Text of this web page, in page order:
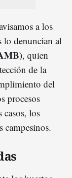
a los
lo denuncian al
, quien
de la
del
procesos
casos, los
campesinos.